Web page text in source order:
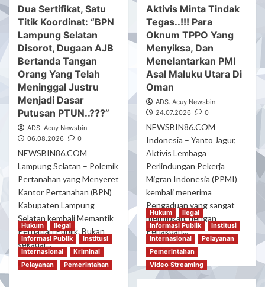
Dua Sertifikat, Satu
Titik Koordinat: “BPN
Lampung Selatan
Disorot, Dugaan AJB
Bertanda Tangan
Orang Yang Telah
Meninggal Justru
Menjadi Dasar
Putusan PTUN..???”
ADS. Acuy Newsbin
06.08.2026
0
NEWSBIN86.COM
Lampung Selatan – Polemik
Pertanahan yang Menyeret
Kantor Pertanahan (BPN)
Kabupaten Lampung
Selatan kembali Memantik
Perhatian Publik. Bukan
sekadar...
Read MoreRead
Aktivis Minta Tindak
Tegas..!!! Para
Oknum TPPO Yang
Menyiksa, Dan
Menelantarkan PMI
Asal Maluku Utara Di
Oman
ADS. Acuy Newsbin
24.07.2026
0
NEWSBIN86.COM
Indonesia – Yanto Jagur,
Aktivis Lembaga
Perlindungan Pekerja
Migran Indonesia (PPMI)
kembali menerima
Pengaduan yang sangat
memilukan, dengan
Perlakuan...
Read MoreRead
more
about
Hukum
Ilegal
Informasi Publik
Institusi
Internasional
Kriminal
Pelayanan
Pemerintahan
Hukum
Ilegal
Informasi Publik
Institusi
Internasional
Pelayanan
Pemerintahan
Video Streaming